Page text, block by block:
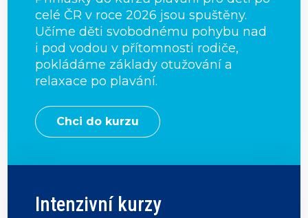
celé ČR v roce 2026 jsou spuštěny.
Učíme děti svobodnému pohybu nad
i pod vodou v přítomnosti rodiče,
pokládáme základy otužování a
relaxace po plavání.
Chci do kurzu
Intenzivní kurzy